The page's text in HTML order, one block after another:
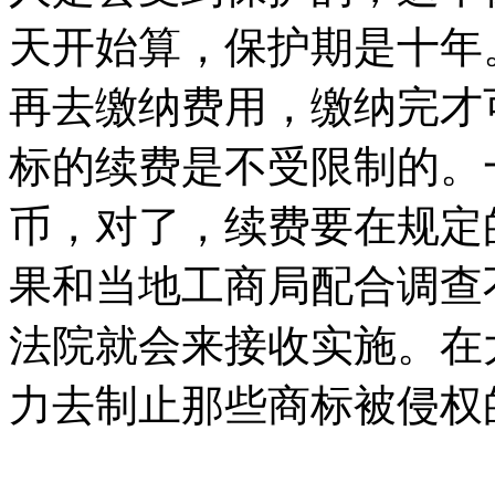
天开始算，保护期是十
再去缴纳费用，缴纳完
标的续费是不受限制的
币，对了，续费要在规
果和当地工商局配合调
法院就会来接收实施。
力去制止那些商标被侵